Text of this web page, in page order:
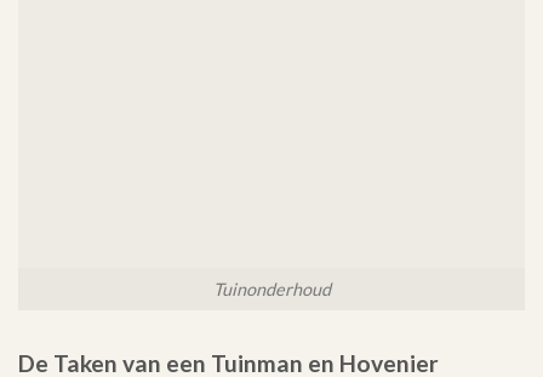
Tuinonderhoud
De Taken van een Tuinman en Hovenier